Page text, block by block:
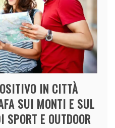
IN CITTÀ
SUI MONTI E SUL
SPORT E OUTDOOR